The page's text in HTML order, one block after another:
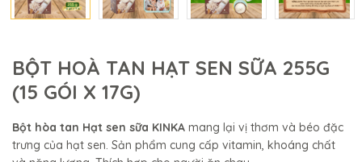
BỘT HOÀ TAN HẠT SEN SỮA 255G
(15 GÓI X 17G)
Bột hòa tan Hạt sen sữa KINKA mang lại vị thơm và béo đặc
trưng của hạt sen. Sản phẩm cung cấp vitamin, khoáng chất